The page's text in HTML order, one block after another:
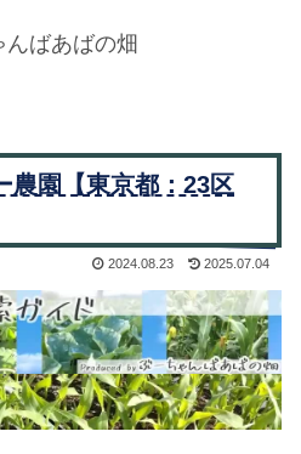
んばあばの畑
農園【東京都：23区
2024.08.23 2025.07.04